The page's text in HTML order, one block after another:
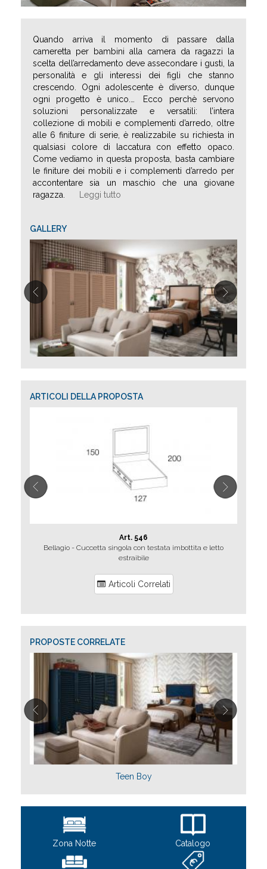
Quando arriva il momento di passare dalla
cameretta per bambini alla camera da ragazzi la
scelta dell’arredamento deve assecondare i gusti, la
personalità e gli interessi dei figli che stanno
crescendo. Ogni adolescente è diverso, dunque
ogni progetto è unico.
Ecco perchè servono
soluzioni personalizzate e versatili: l’intera
collezione di mobili e complementi d’arredo, oltre
alle 6 finiture di serie, è realizzabile su richiesta in
qualsiasi colore di laccatura con effetto opaco.
Come vediamo in questa proposta, basta cambiare
le finiture dei mobili e i complementi d’arredo per
accontentare sia un maschio che una giovane
ragazza.
Leggi tutto
GALLERY
ARTICOLI DELLA PROPOSTA
Art. 546
Bellagio - Cuccetta singola con testata imbottita e letto
estraibile
Articoli Correlati
PROPOSTE CORRELATE
Teen Boy
Zona Notte Catalogo